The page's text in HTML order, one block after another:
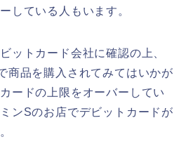
している人もいます。
ットカード会社に確認の上、
商品を購入されてみてはいかが
ードの上限をオーバーしてい
ンSのお店でデビットカードが